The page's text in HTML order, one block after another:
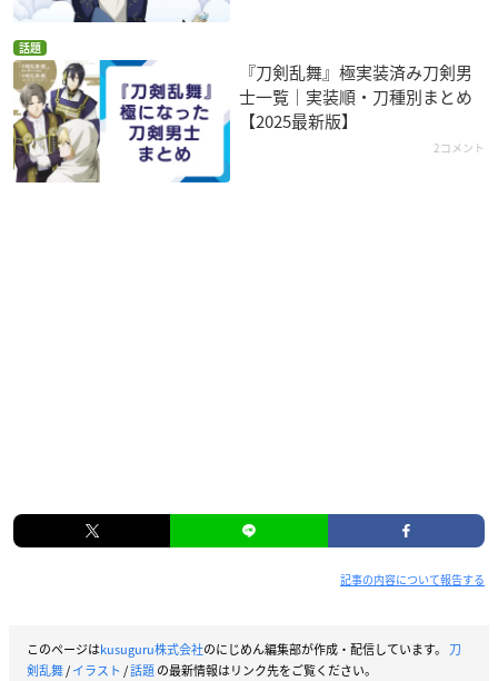
話題
『刀剣乱舞』極実装済み刀剣男
士一覧｜実装順・刀種別まとめ
【2025最新版】
2コメント
記事の内容について報告する
このページはkusuguru株式会社のにじめん編集部が作成・配信しています。 刀
剣乱舞/イラスト /話題の最新情報はリンク先をご覧ください。